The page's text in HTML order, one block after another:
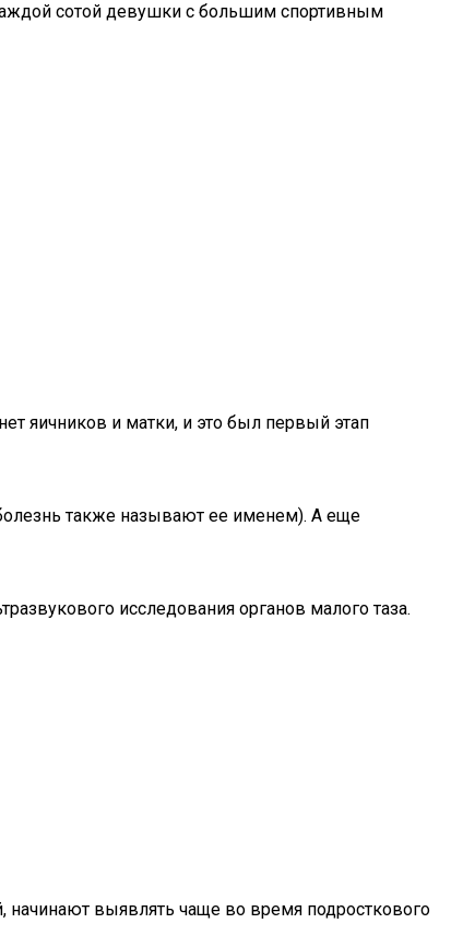
сотой девушки с большим спортивным
яичников и матки, и это был первый этап
также называют ее именем). А еще
исследования органов малого таза.
выявлять чаще во время подросткового